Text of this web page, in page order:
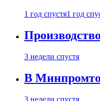
1 год спустя1 год
3 недели спустя
В
3 недели спустя